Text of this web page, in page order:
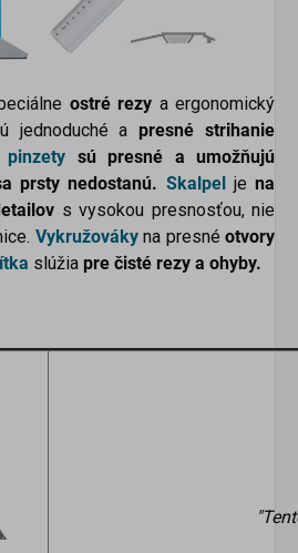
ostré rezy a ergonomický
jednoduché a presné strihanie
pinzety sú presné a umožňujú
prsty nedostanú. Skalpel je na
s vysokou presnosťou, nie
Vykružováky na presnéotvory
slúžia pre čisté rezy a ohyby.